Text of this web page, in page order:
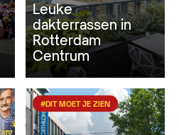
Leuke
dakterrassen in
Rotterdam
Centrum
#DIT MOET JE ZIEN